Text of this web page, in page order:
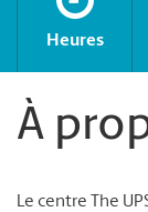
Heures
À
Le centre The